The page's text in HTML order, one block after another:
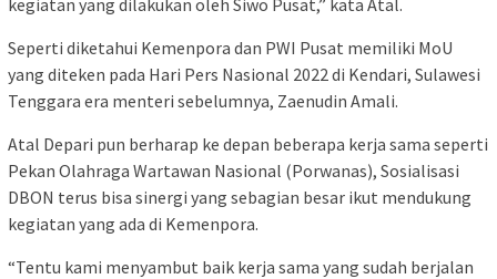
Seperti diketahui Kemenpora dan PWI Pusat memiliki MoU
yang diteken pada Hari Pers Nasional 2022 di Kendari, Sulawesi
Tenggara era menteri sebelumnya, Zaenudin Amali.
Atal Depari pun berharap ke depan beberapa kerja sama seperti
Pekan Olahraga Wartawan Nasional (Porwanas), Sosialisasi
DBON terus bisa sinergi yang sebagian besar ikut mendukung
kegiatan yang ada di Kemenpora.
“Tentu kami menyambut baik kerja sama yang sudah berjalan